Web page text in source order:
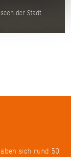
der Stadt
sich rund 50